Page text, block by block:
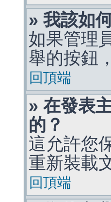
» 我該如
如果管理
舉的按鈕
回頂端
» 在發表
的？
這允許您
重新裝載
回頂端